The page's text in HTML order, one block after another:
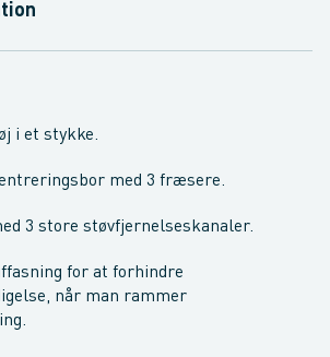
i et stykke.
med 3 fræsere.
3 store støvfjernelseskanaler.
for at forhindre
når man rammer